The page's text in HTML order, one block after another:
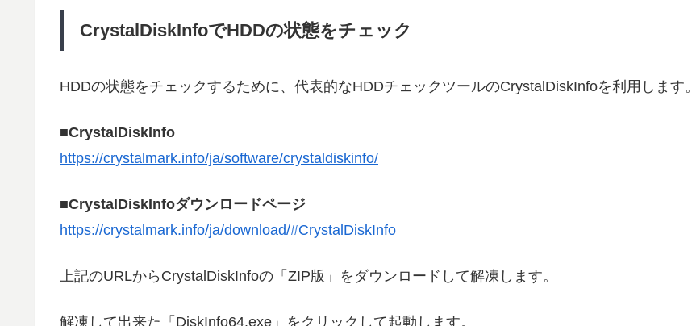
CrystalDiskInfoでHDDの状態をチェック
HDDの状態をチェックするために、代表的なHDDチェックツールのCrystalDiskInfoを利用します。
■CrystalDiskInfo
https://crystalmark.info/ja/software/crystaldiskinfo/
■CrystalDiskInfoダウンロードページ
https://crystalmark.info/ja/download/#CrystalDiskInfo
上記のURLからCrystalDiskInfoの「ZIP版」をダウンロードして解凍します。
解凍して出来た「DiskInfo64.exe」をクリックして起動します。